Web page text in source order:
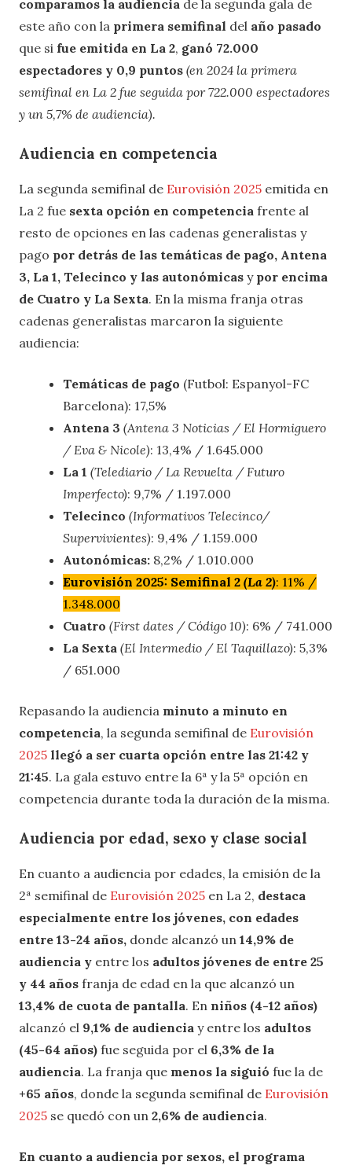
comparamos la audiencia de la segunda gala de
este año con la primera semifinal del año pasado
que si fue emitida en La 2, ganó 72.000
espectadores y 0,9 puntos (en 2024 la primera
semifinal en La 2 fue seguida por722.000 espectadores
y un 5,7% de audiencia).
Audiencia en competencia
La segunda semifinal de Eurovisión 2025 emitida en
La 2 fue sexta opción en competencia frente al
resto de opciones en las cadenas generalistas y
pago por detrás de las temáticas de pago, Antena
3, La 1, Telecinco y las autonómicas y por encima
de Cuatro y La Sexta. En la misma franja otras
cadenas generalistas marcaron la siguiente
audiencia:
Temáticas de pago (Futbol: Espanyol-FC
Barcelona): 17,5%
Antena 3 (Antena 3 Noticias / El Hormiguero
/ Eva & Nicole): 13,4% / 1.645.000
La 1 (Telediario / La Revuelta / Futuro
Imperfecto): 9,7% / 1.197.000
Telecinco (Informativos Telecinco/
Supervivientes): 9,4% / 1.159.000
Autonómicas: 8,2% / 1.010.000
Eurovisión 2025: Semifinal 2 (La 2): 11% /
1.348.000
Cuatro (First dates / Código 10): 6% / 741.000
La Sexta (El Intermedio / El Taquillazo): 5,3%
/ 651.000
Repasando la audiencia minuto a minuto en
competencia, la segunda semifinal de Eurovisión
2025 llegó a ser cuarta opción entre las 21:42 y
21:45. La gala estuvo entre la 6ª y la 5ª opción en
competencia durante toda la duración de la misma.
Audiencia por edad, sexo y clase social
En cuanto a audiencia por edades, la emisión de la
2ª semifinal de Eurovisión 2025 en La 2, destaca
especialmente entre los jóvenes, con edades
entre 13-24 años, donde alcanzó un 14,9% de
audiencia y entre los adultos jóvenes de entre 25
y 44 años franja de edad en la que alcanzó un
13,4% de cuota de pantalla. En niños (4-12 años)
alcanzó el 9,1% de audiencia y entre los adultos
(45-64 años) fue seguida por el 6,3% de la
audiencia. La franja que menos la siguió fue la de
+65 años, donde la segunda semifinal de Eurovisión
2025 se quedó con un 2,6% de audiencia.
En cuanto a audiencia por sexos, el programa